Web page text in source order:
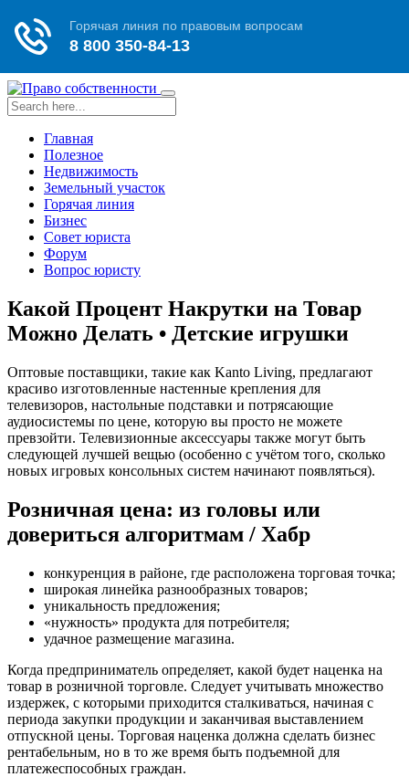
Toggle
navigation
Главная
Полезное
Недвижимость
Земельный участок
Горячая линия
Бизнес
Совет юриста
Форум
Вопрос юристу
Какой Процент Накрутки на Товар
Можно Делать • Детские игрушки
Оптовые поставщики, такие как Kanto Living, предлагают
красиво изготовленные настенные крепления для
телевизоров, настольные подставки и потрясающие
аудиосистемы по цене, которую вы просто не можете
превзойти. Телевизионные аксессуары также могут быть
следующей лучшей вещью (особенно с учётом того, сколько
новых игровых консольных систем начинают появляться).
Розничная цена: из головы или
довериться алгоритмам / Хабр
конкуренция в районе, где расположена торговая точка;
широкая линейка разнообразных товаров;
уникальность предложения;
«нужность» продукта для потребителя;
удачное размещение магазина.
Когда предприниматель определяет, какой будет наценка на
товар в розничной торговле. Следует учитывать множество
издержек, с которыми приходится сталкиваться, начиная с
периода закупки продукции и заканчивая выставлением
отпускной цены. Торговая наценка должна сделать бизнес
рентабельным, но в то же время быть подъемной для
платежеспособных граждан.